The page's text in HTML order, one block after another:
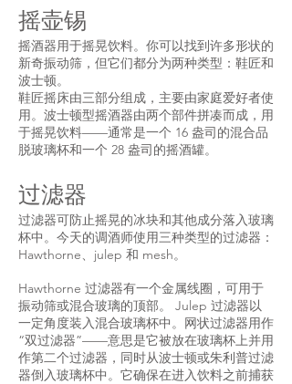
摇壶锡
摇酒器用于摇晃饮料。你可以找到许多形状的
新奇振动筛，但它们都分为两种类型：鞋匠和
波士顿。
鞋匠摇床由三部分组成，主要由家庭爱好者使
用。波士顿型摇酒器由两个部件拼凑而成，用
于摇晃饮料——通常是一个 16 盎司的混合品
脱玻璃杯和一个 28 盎司的摇酒罐。
过滤器
过滤器可防止摇晃的冰块和其他成分落入玻璃
杯中。今天的调酒师使用三种类型的过滤器：
Hawthorne、julep 和 mesh。
Hawthorne 过滤器有一个金属线圈，可用于
振动筛或混合玻璃的顶部。 Julep 过滤器以
一定角度装入混合玻璃杯中。网状过滤器用作
“双过滤器”——意思是它被放在玻璃杯上并用
作第二个过滤器，同时从波士顿或朱利普过滤
器倒入玻璃杯中。它确保在进入饮料之前捕获